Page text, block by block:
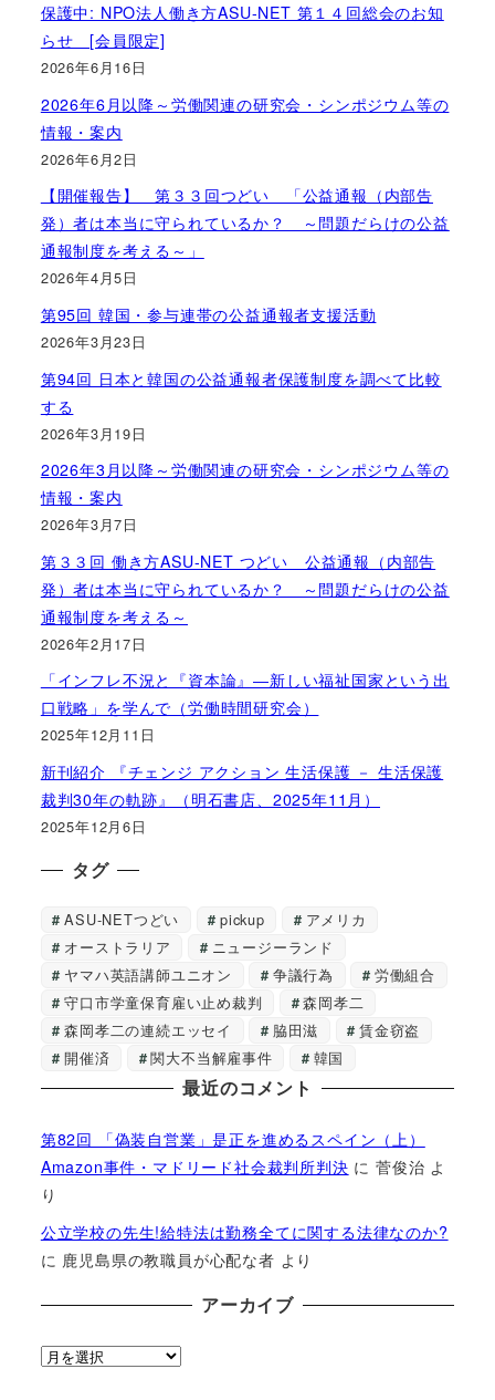
保護中: NPO法人働き方ASU-NET 第１４回総会のお知
らせ [会員限定]
2026年6月16日
2026年6月以降～労働関連の研究会・シンポジウム等の
情報・案内
2026年6月2日
【開催報告】 第３３回つどい 「公益通報（内部告
発）者は本当に守られているか？ ～問題だらけの公益
通報制度を考える～」
2026年4月5日
第95回 韓国・参与連帯の公益通報者支援活動
2026年3月23日
第94回 日本と韓国の公益通報者保護制度を調べて比較
する
2026年3月19日
2026年3月以降～労働関連の研究会・シンポジウム等の
情報・案内
2026年3月7日
第３３回 働き方ASU-NET つどい 公益通報（内部告
発）者は本当に守られているか？ ～問題だらけの公益
通報制度を考える～
2026年2月17日
「インフレ不況と『資本論』―新しい福祉国家という出
口戦略」を学んで（労働時間研究会）
2025年12月11日
新刊紹介 『チェンジ アクション 生活保護 － 生活保護
裁判30年の軌跡』（明石書店、2025年11月）
2025年12月6日
タグ
ASU-NETつどい pickup
アメリカ
オーストラリア
ニュージーランド
ヤマハ英語講師ユニオン
争議行為
労働組合
守口市学童保育雇い止め裁判
森岡孝二
森岡孝二の連続エッセイ
脇田滋
賃金窃盗
開催済
関大不当解雇事件 韓国
最近のコメント
第82回 「偽装自営業」是正を進めるスペイン（上）
Amazon事件・マドリード社会裁判所判決 に菅俊治 よ
り
公立学校の先生!給特法は勤務全てに関する法律なのか?
に 鹿児島県の教職員が心配な者 より
アーカイブ
ア